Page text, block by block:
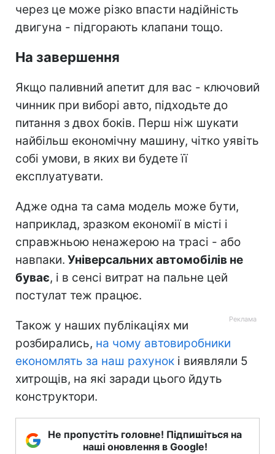
через це може різко впасти надійність
двигуна - підгорають клапани тощо.
На завершення
Якщо паливний апетит для вас - ключовий
чинник при виборі авто, підходьте до
питання з двох боків. Перш ніж шукати
найбільш економічну машину, чітко уявіть
собі умови, в яких ви будете її
експлуатувати.
Адже одна та сама модель може бути,
наприклад, зразком економії в місті і
справжньою ненажерою на трасі - або
навпаки. Універсальних автомобілів не
буває, і в сенсі витрат на пальне цей
постулат теж працює.
Також у наших публікаціях ми
розбирались, на чому автовиробники
економлять за наш рахунок і виявляли 5
хитрощів, на які заради цього йдуть
конструктори.
Не пропустіть головне! Підпишіться на
наші оновлення в Google!